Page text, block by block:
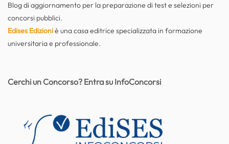
Blog di aggiornamento per la preparazione di test e selezioni per
concorsi pubblici.
Edises Edizioniè una casa editrice specializzata in formazione
universitaria e professionale.
Cerchi un Concorso? Entra su InfoConcorsi